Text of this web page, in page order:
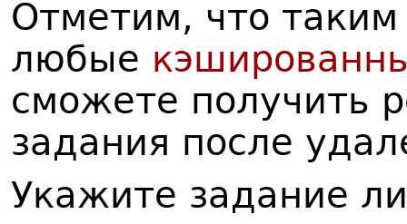
Отметим, что
любые
сможете получить
задания после
Укажите задание